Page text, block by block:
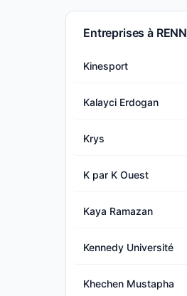
Entreprises à
Kinesport
Kalayci Erdogan
Krys
K par K Ouest
Kaya Ramazan
Kennedy Université
Khechen Mustapha